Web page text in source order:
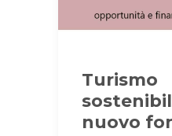
Turismo
nuovo